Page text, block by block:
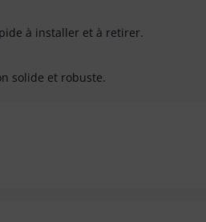
à installer et à retirer.
solide et robuste.